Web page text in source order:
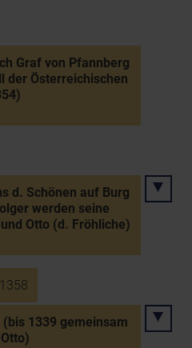
Graf von Pfannberg
der Österreichischen
d. Schönen auf Burg
werden seine
Otto (d. Fröhliche)
1339 gemeinsam